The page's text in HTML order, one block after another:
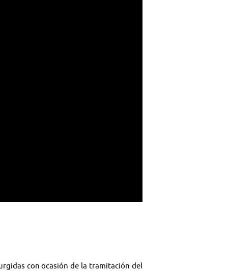
con ocasión de la tramitación del